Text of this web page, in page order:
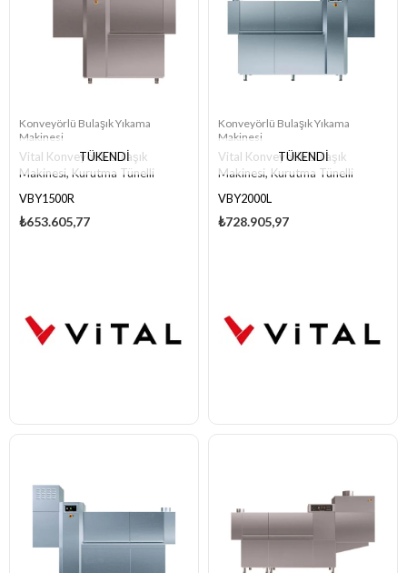
TÜKENDI
Konveyörlü Bulaşık Yıkama
Makinesi
Vital Konveyörlü Bulaşık
Makinesi, Kurutma Tünelli
VBY1500R
₺653.605,77
TÜKENDI
Konveyörlü Bulaşık Yıkama
Makinesi
Vital Konveyörlü Bulaşık
Makinesi, Kurutma Tünelli
VBY2000L
₺728.905,97